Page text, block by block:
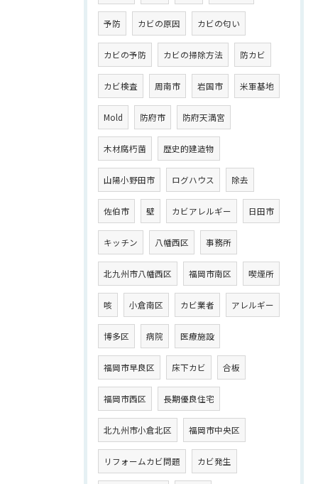
予防 カビの原因 カビの匂い
カビの予防 カビの掃除方法 防カビ
カビ検査 周南市 岩国市 米軍基地
Mold 防府市 防府天満宮
木材腐朽菌 歴史的建造物
山陽小野田市 ログハウス 除去
佐伯市 壁 カビアレルギー 日田市
キッチン 八幡西区 事務所
北九州市八幡西区 福岡市南区 喫煙所
咳 小倉南区 カビ業者 アレルギー
博多区 病院 医療施設
福岡市早良区 床下カビ 合板
福岡市西区 長期優良住宅
北九州市小倉北区 福岡市中央区
リフォームカビ問題 カビ発生